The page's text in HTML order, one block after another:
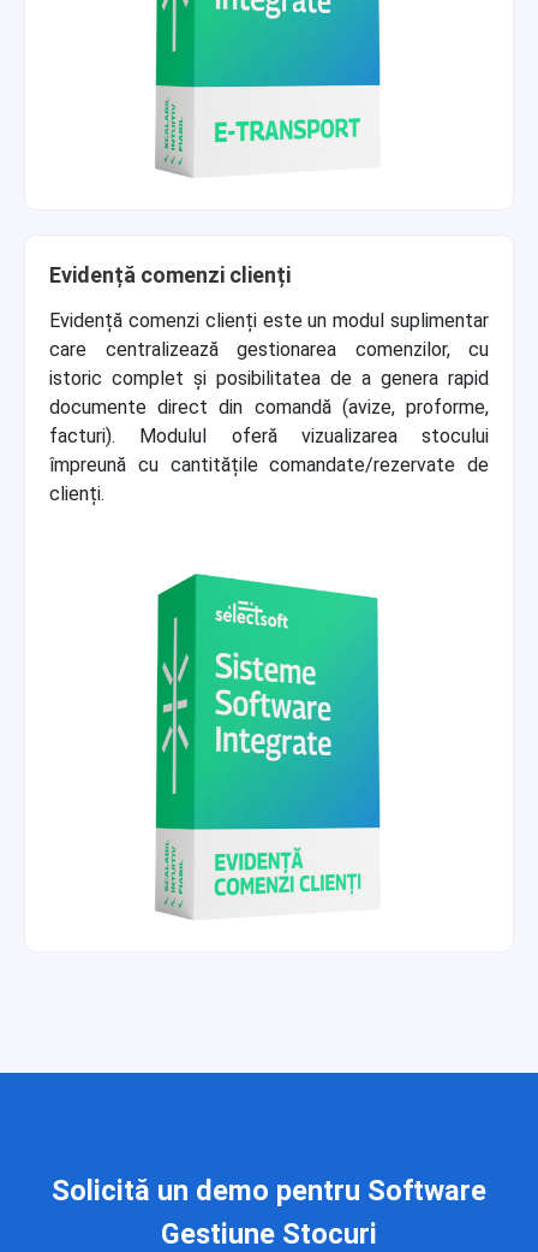
Evidență comenzi clienți
Evidență comenzi clienți este un modul suplimentar
care centralizează gestionarea comenzilor, cu
istoric complet și posibilitatea de a genera rapid
documente direct din comandă (avize, proforme,
facturi). Modulul oferă vizualizarea stocului
împreună cu cantitățile comandate/rezervate de
clienți.
Solicită un demo pentru Software
Gestiune Stocuri